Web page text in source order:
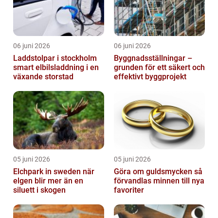
06 juni 2026
Laddstolpar i stockholm
smart elbilsladdning i en
växande storstad
06 juni 2026
Byggnadsställningar –
grunden för ett säkert och
effektivt byggprojekt
05 juni 2026
Elchpark in sweden när
elgen blir mer än en
siluett i skogen
05 juni 2026
Göra om guldsmycken så
förvandlas minnen till nya
favoriter